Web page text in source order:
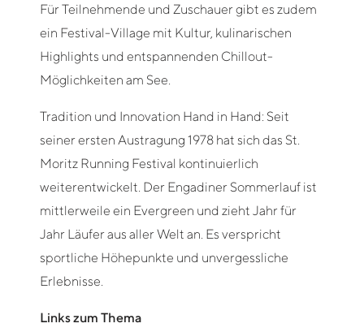
Für Teilnehmende und Zuschauer gibt es zudem
ein Festival-Village mit Kultur, kulinarischen
Highlights und entspannenden Chillout-
Möglichkeiten am See.
Tradition und Innovation Hand in Hand: Seit
seiner ersten Austragung 1978 hat sich das St.
Moritz Running Festival kontinuierlich
weiterentwickelt. Der Engadiner Sommerlauf ist
mittlerweile ein Evergreen und zieht Jahr für
Jahr Läufer aus aller Welt an. Es verspricht
sportliche Höhepunkte und unvergessliche
Erlebnisse.
Links zum Thema